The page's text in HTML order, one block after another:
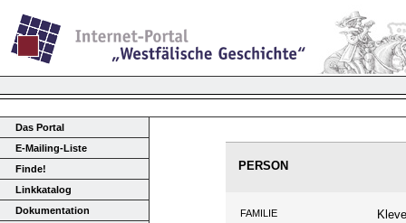
Das Portal
E-Mailing-Liste
Finde!
Linkkatalog
Dokumentation
PERSON
FAMILIE